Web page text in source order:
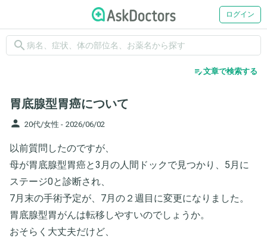
ログイン
search
edit_note文章で検索する
胃底腺型胃癌について
person 20代/女性 - 2026/06/02
以前質問したのですが、
母が胃底腺型胃癌と3月の人間ドックで見つかり、5月に
ステージ0と診断され、
7月末の手術予定が、7月の２週目に変更になりました。
胃底腺型胃がんは転移しやすいのでしょうか。
おそらく大丈夫だけど、